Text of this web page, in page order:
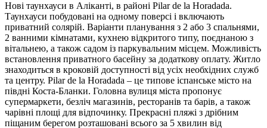
Нові таунхауси в Аліканті, в районі Pilar de la Horadada.
Таунхауси побудовані на одному поверсі і включають
приватний солярій. Варіанти планування з 2 або 3 спальнями,
2 ванними кімнатами, кухнею відкритого типу, поєднаною з
вітальнею, а також садом із паркувальним місцем. Можливість
встановлення приватного басейну за додаткову оплату. Житло
знаходиться в кроковій доступності від усіх необхідних служб
та центру. Pilar de la Horadada – це типове іспанське місто на
півдні Коста-Бланки. Головна вулиця міста пропонує
супермаркети, безліч магазинів, ресторанів та барів, а також
чарівні площі для відпочинку. Прекрасні пляжі з дрібним
піщаним берегом розташовані всього за 5 хвилин від